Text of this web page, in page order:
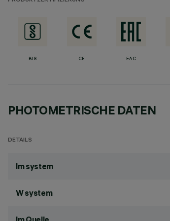
BIS CE EAC
PHOTOMETRISCHE DATEN
DETAILS
lm system
W system